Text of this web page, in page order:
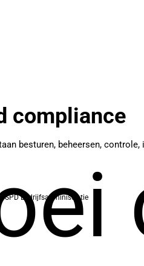
compliance
besturen, beheersen,
SPD Bedrijfsadministratie